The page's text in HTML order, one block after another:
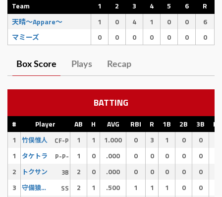
Team 1 2 3 4 5 6
R
天晴〜Appare〜
1 0 4 1 0 0
6
マミーズ
0 0 0 0 0 0 0
Box Score Plays Recap
BATTING
# Player AB H AVG RBI R 1B 2B 3B
HR
1
竹俣惟人 CF-P 1 1 1.000 0 3 1 0 0
1
タケトラ P-P- 1 0 .000 0 0 0 0 0
2
トクサン 3B 2 0 .000 0 0 0 0 0
3
守備猿ジュン SS 2 1 .500 1 1 1 0 0